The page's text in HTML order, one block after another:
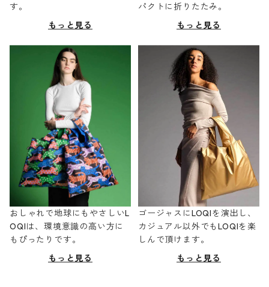
す。
もっと見る
パクトに折りたたみ。
もっと見る
おしゃれで地球にもやさしいL
OQIは、環境意識の高い方に
もぴったりです。
もっと見る
ゴージャスにLOQIを演出し、
カジュアル以外でもLOQIを楽
しんで頂けます。
もっと見る